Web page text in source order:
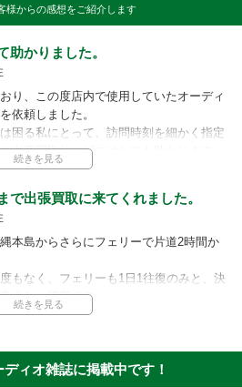
様からの感想をご紹介します
助かりました。
り、この度店内で使用していたオーディ
依頼しました。
困る私にとって、訪問時刻を細かく指定
出張買取サービスはとても助かります。
細かい訪問時刻の指定にもご対応頂き、
いますので、弊社の出張買取サービス
す。
で出張買取に来てくれました。
本島からさらにフェリーで片道2時間か
もなく、フェリーも1日1往復のみと、決
えない場所です。
は対応範囲外とされているところが多い
んの出張買取はこの島の私の自宅まで来
たいことです。
にとって、強い味方だと思います。
ィオ雑誌に掲載中です！